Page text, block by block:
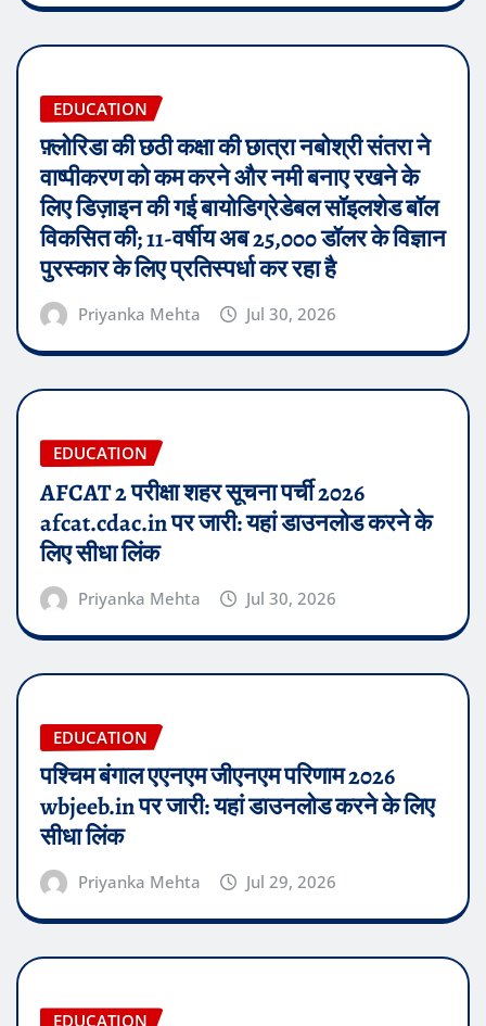
EDUCATION
फ़्लोरिडा की छठी कक्षा की छात्रा नबोश्री संतरा ने
वाष्पीकरण को कम करने और नमी बनाए रखने के
लिए डिज़ाइन की गई बायोडिग्रेडेबल सॉइलशेड बॉल
विकसित की; 11-वर्षीय अब 25,000 डॉलर के विज्ञान
पुरस्कार के लिए प्रतिस्पर्धा कर रहा है
Priyanka Mehta Jul 30, 2026
EDUCATION
AFCAT 2 परीक्षा शहर सूचना पर्ची 2026
afcat.cdac.in पर जारी: यहां डाउनलोड करने के
लिए सीधा लिंक
Priyanka Mehta Jul 30, 2026
EDUCATION
पश्चिम बंगाल एएनएम जीएनएम परिणाम 2026
wbjeeb.in पर जारी: यहां डाउनलोड करने के लिए
सीधा लिंक
Priyanka Mehta Jul 29, 2026
EDUCATION